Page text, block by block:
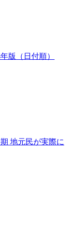
版（日付順）
地元民が実際に